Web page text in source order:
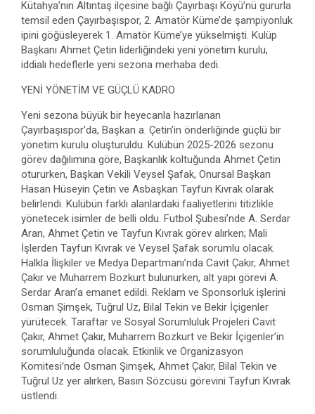
Kütahya’nın Altıntaş ilçesine bağlı Çayırbaşı Köyü’nü gururla
temsil eden Çayırbaşıspor, 2. Amatör Küme’de şampiyonluk
ipini göğüsleyerek 1. Amatör Küme’ye yükselmişti. Kulüp
Başkanı Ahmet Çetin liderliğindeki yeni yönetim kurulu,
iddialı hedeflerle yeni sezona merhaba dedi.
YENİ YÖNETİM VE GÜÇLÜ KADRO
Yeni sezona büyük bir heyecanla hazırlanan
Çayırbaşıspor’da, Başkan a. Çetin’in önderliğinde güçlü bir
yönetim kurulu oluşturuldu. Kulübün 2025-2026 sezonu
görev dağılımına göre, Başkanlık koltuğunda Ahmet Çetin
otururken, Başkan Vekili Veysel Şafak, Onursal Başkan
Hasan Hüseyin Çetin ve Asbaşkan Tayfun Kıvrak olarak
belirlendi. Kulübün farklı alanlardaki faaliyetlerini titizlikle
yönetecek isimler de belli oldu. Futbol Şubesi’nde A. Serdar
Aran, Ahmet Çetin ve Tayfun Kıvrak görev alırken; Mali
İşlerden Tayfun Kıvrak ve Veysel Şafak sorumlu olacak.
Halkla İlişkiler ve Medya Departmanı’nda Cavit Çakır, Ahmet
Çakır ve Muharrem Bozkurt bulunurken, alt yapı görevi A.
Serdar Aran’a emanet edildi. Reklam ve Sponsorluk işlerini
Osman Şimşek, Tuğrul Uz, Bilal Tekin ve Bekir İçigenler
yürütecek. Taraftar ve Sosyal Sorumluluk Projeleri Cavit
Çakır, Ahmet Çakır, Muharrem Bozkurt ve Bekir İçigenler’in
sorumluluğunda olacak. Etkinlik ve Organizasyon
Komitesi’nde Osman Şimşek, Ahmet Çakır, Bilal Tekin ve
Tuğrul Uz yer alırken, Basın Sözcüsü görevini Tayfun Kıvrak
üstlendi.